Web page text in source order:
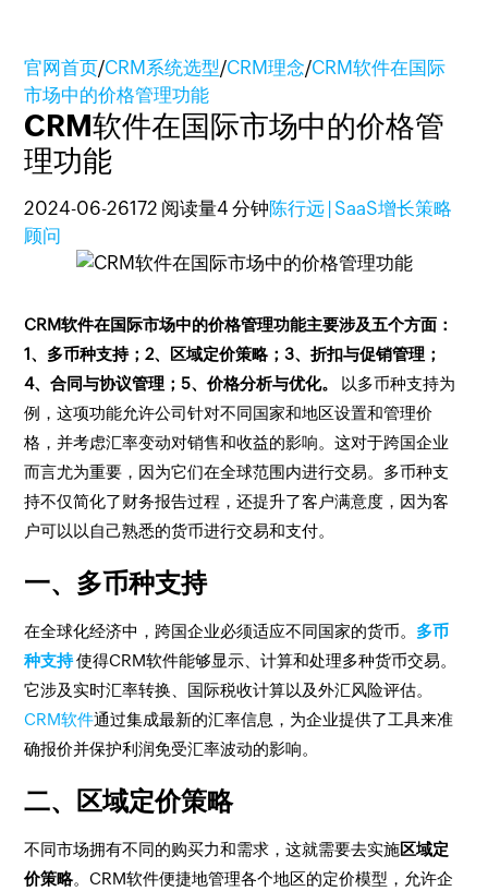
官网首页/CRM系统选型/CRM理念/CRM软件在国际
市场中的价格管理功能
CRM软件在国际市场中的价格管
理功能
2024-06-26172 阅读量4 分钟陈行远 | SaaS增长策略
顾问
CRM软件在国际市场中的价格管理功能主要涉及五个方面：
1、多币种支持；2、区域定价策略；3、折扣与促销管理；
4、合同与协议管理；5、价格分析与优化。
以多币种支持为
例，这项功能允许公司针对不同国家和地区设置和管理价
格，并考虑汇率变动对销售和收益的影响。这对于跨国企业
而言尤为重要，因为它们在全球范围内进行交易。多币种支
持不仅简化了财务报告过程，还提升了客户满意度，因为客
户可以以自己熟悉的货币进行交易和支付。
一、多币种支持
在全球化经济中，跨国企业必须适应不同国家的货币。 多币
种支持使得CRM软件能够显示、计算和处理多种货币交易。
它涉及实时汇率转换、国际税收计算以及外汇风险评估。
CRM软件通过集成最新的汇率信息，为企业提供了工具来准
确报价并保护利润免受汇率波动的影响。
二、区域定价策略
不同市场拥有不同的购买力和需求，这就需要去实施区域定
价策略。CRM软件便捷地管理各个地区的定价模型，允许企